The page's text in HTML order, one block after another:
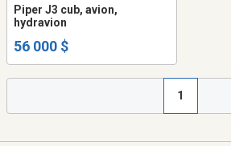
Piper J3 cub, avion,
hydravion
56 000 $
1